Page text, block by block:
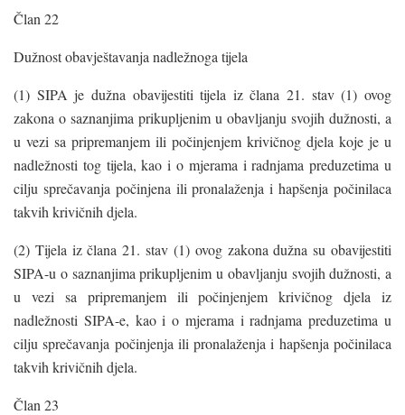
Član 22
Dužnost obavještavanja nadležnoga tijela
(1) SIPA je dužna obavijestiti tijela iz člana 21. stav (1) ovog
zakona o saznanjima prikupljenim u obavljanju svojih dužnosti, a
u vezi sa pripremanjem ili počinjenjem krivičnog djela koje je u
nadležnosti tog tijela, kao i o mjerama i radnjama preduzetima u
cilju sprečavanja počinjena ili pronalaženja i hapšenja počinilaca
takvih krivičnih djela.
(2) Tijela iz člana 21. stav (1) ovog zakona dužna su obavijestiti
SIPA-u o saznanjima prikupljenim u obavljanju svojih dužnosti, a
u vezi sa pripremanjem ili počinjenjem krivičnog djela iz
nadležnosti SIPA-e, kao i o mjerama i radnjama preduzetima u
cilju sprečavanja počinjenja ili pronalaženja i hapšenja počinilaca
takvih krivičnih djela.
Član 23